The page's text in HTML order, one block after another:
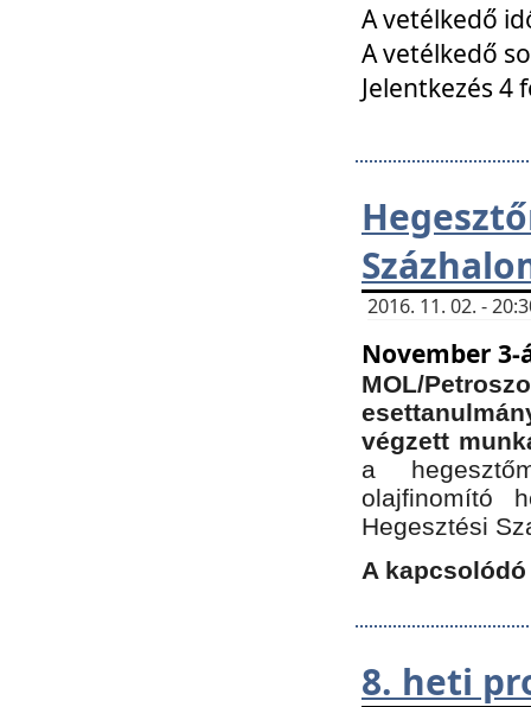
A vetélkedő
A vetélkedő
Jelentkezés 4
2016. 11. 02. -
November
MOL/
végzett
a
olajfinomító
Hegesztési
A
8. heti